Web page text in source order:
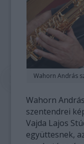
Wahorn András
Wahorn
szentendrei
Vajda Lajos
együttesnek,